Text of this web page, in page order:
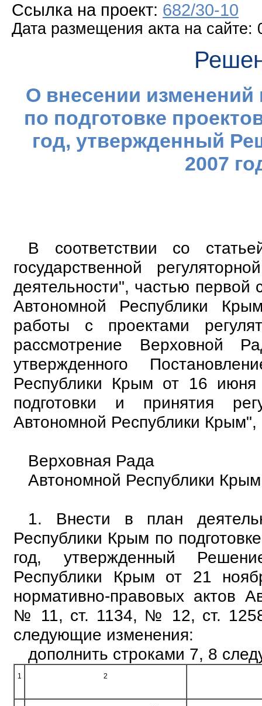
Ссылка на проект: 682/30-10
Дата размещения акта на сайте:
О внесении
по подготовке
год, утвержденный
2007
В соответствии со
государственной
деятельности", частью
Автономной Республики
работы с проектами
рассмотрение Верховной
утвержденного
Республики Крым от 16
подготовки и принятия
Автономной Республики Крым",
Верховная Рада
Автономной Республики
1. Внести в план
Республики Крым по
год, утвержденный
Республики Крым от 21
нормативно-правовых актов
№ 11, ст. 1134, № 12, ст.
следующие изменения:
дополнить строками 7, 8
1 2